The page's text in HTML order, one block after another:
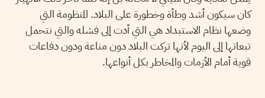
كان سيكون أشد وطأة وخطورة على البلاد. المنظومة التي
وضعها نظام الاستبداد هي التي أدت إلى فشله والتي نتحمل
تبعاتها إلى اليوم لأنها تركت البلاد دون مناعة ودون دفاعات
قوية أمام الأزمات والمخاطر بكل أنواعها.